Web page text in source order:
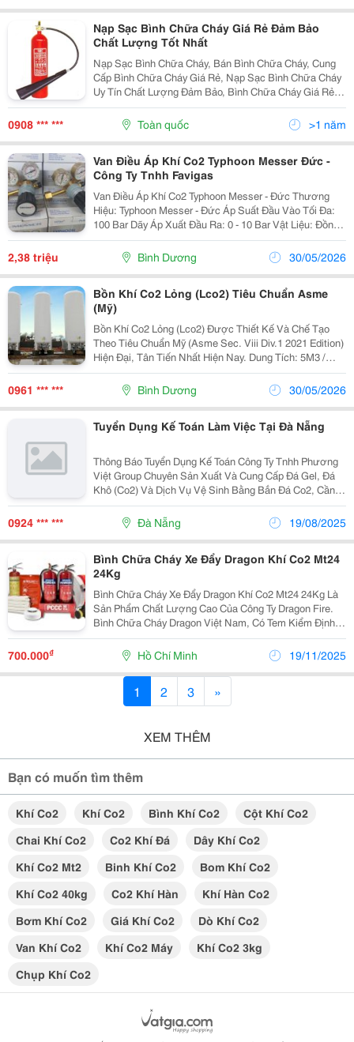
Nạp Sạc Bình Chữa Cháy Giá Rẻ Đảm Bảo
Chất Lượng Tốt Nhất
Nạp Sạc Bình Chữa Cháy, Bán Bình Chữa Cháy, Cung
Cấp Bình Chữa Cháy Giá Rẻ, Nạp Sạc Bình Chữa Cháy
Uy Tín Chất Lượng Đảm Bảo, Bình Chữa Cháy Giá Rẻ
Tại Đồng Nai,Bình Cầu Tự Động, Bình Bộ Mfz4, Bình
Bột Mfz8, Bình Bột Mfzt35, Bình Khí Co2 ...... Sỉ Và...
0908 *** *** Toàn quốc >1 năm
Van Điều Áp Khí Co2 Typhoon Messer Đức -
Công Ty Tnhh Favigas
Van Điều Áp Khí Co2 Typhoon Messer - Đức Thương
Hiệu: Typhoon Messer - Đức Áp Suất Đầu Vào Tối Đa:
100 Bar Dãy Áp Xuất Đầu Ra: 0 - 10 Bar Vật Liệu: Đồng
Thau Bảo Hành: 12 Tháng Van Điều Áp Khí Co2 Typhoon
Được Tập Đoàn Messer - Đức Sản...
2,38 triệu Bình Dương 30/05/2026
Bồn Khí Co2 Lỏng (Lco2) Tiêu Chuẩn Asme
(Mỹ)
Bồn Khí Co2 Lỏng (Lco2) Được Thiết Kế Và Chế Tạo
Theo Tiêu Chuẩn Mỹ (Asme Sec. Viii Div.1 2021 Edition)
Hiện Đại, Tân Tiến Nhất Hiện Nay. Dung Tích: 5M3 /
7M3 / 10M3 / 15M3 / 20M3 / 30M3 / 50M3 / 100M3. Áp
Suất Thiết Kế: 22 Bar Áp Suất Làm...
0961 *** *** Bình Dương 30/05/2026
Tuyển Dụng Kế Toán Làm Việc Tại Đà Nẵng
Thông Báo Tuyển Dụng Kế Toán Công Ty Tnhh Phương
Việt Group Chuyên Sản Xuất Và Cung Cấp Đá Gel, Đá
Khô (Co2) Và Dịch Vụ Vệ Sinh Bằng Bắn Đá Co2, Cần
Tuyển 02 Nhân Viên Kế Toán Làm Việc Tại Đà Nẵng,
Với Thông Tin Như Sau: 1. Vị Trí Tuyển Dụng: N
0924 *** *** Đà Nẵng 19/08/2025
Bình Chữa Cháy Xe Đẩy Dragon Khí Co2 Mt24
24Kg
Bình Chữa Cháy Xe Đẩy Dragon Khí Co2 Mt24 24Kg Là
Sản Phẩm Chất Lượng Cao Của Công Ty Dragon Fire.
Bình Chữa Cháy Dragon Việt Nam, Có Tem Kiểm Định
Của Bca Cấp Bởi Cục Pccc Cn&Amp;Ch. Bình Chữa
Cháy Xe Đẩy Dragon Khí Co2 Mt24 24Kg Được Gắn
700.000₫ Hồ Chí Minh 19/11/2025
1 2 3 »
XEM THÊM
Bạn có muốn tìm thêm
Khí Co2 Khí Co2 Bình Khí Co2
Cột Khí Co2
Chai Khí Co2
Co2 Khí Đá
Dây Khí Co2
Khí Co2 Mt2
Binh Khí Co2
Bom Khí Co2
Khí Co2 40kg
Co2 Khí Hàn
Khí Hàn Co2
Bơm Khí Co2
Giá Khí Co2
Dò Khí Co2
Van Khí Co2
Khí Co2 Máy
Khí Co2 3kg
Chụp Khí Co2